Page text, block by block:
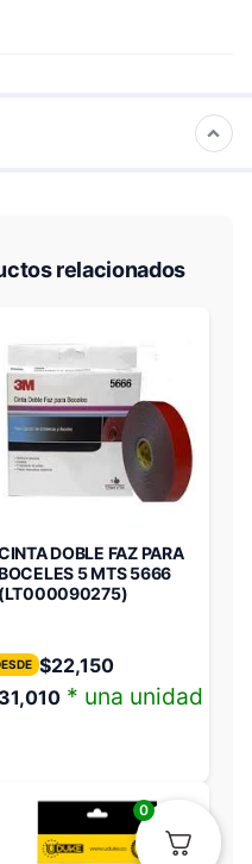
relacionados
DOBLE FAZ PARA
5 MTS 5666
(LT000090275)
$22,150
31,010 * una unidad
0